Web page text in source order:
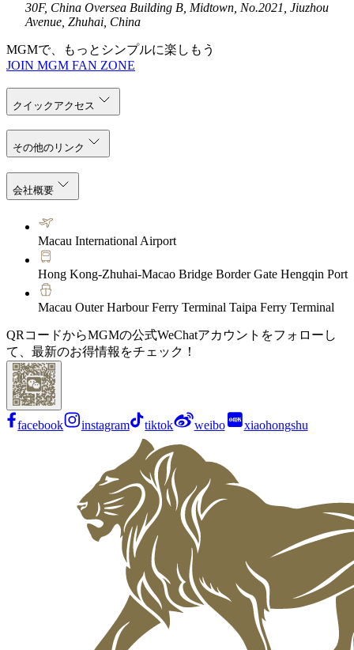
30F, China Oversea Building B, Midtown, No.2021, Jiuzhou
Avenue, Zhuhai, China
MGMで、もっとシンプルに楽しもう
JOIN MGM FAN ZONE
クイックアクセス
その他のリンク
会社概要
Macau International Airport
Hong Kong-Zhuhai-Macao Bridge Border Gate Hengqin Port
Macau Outer Harbour Ferry Terminal Taipa Ferry Terminal
QRコードからMGMの公式WeChatアカウントをフォローし
て、最新のお得情報をチェック！
facebook instagram tiktok weibo xiaohongshu